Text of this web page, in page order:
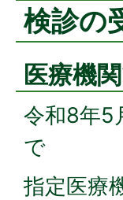
検診の
医療機
令和8年5
で
指定医療